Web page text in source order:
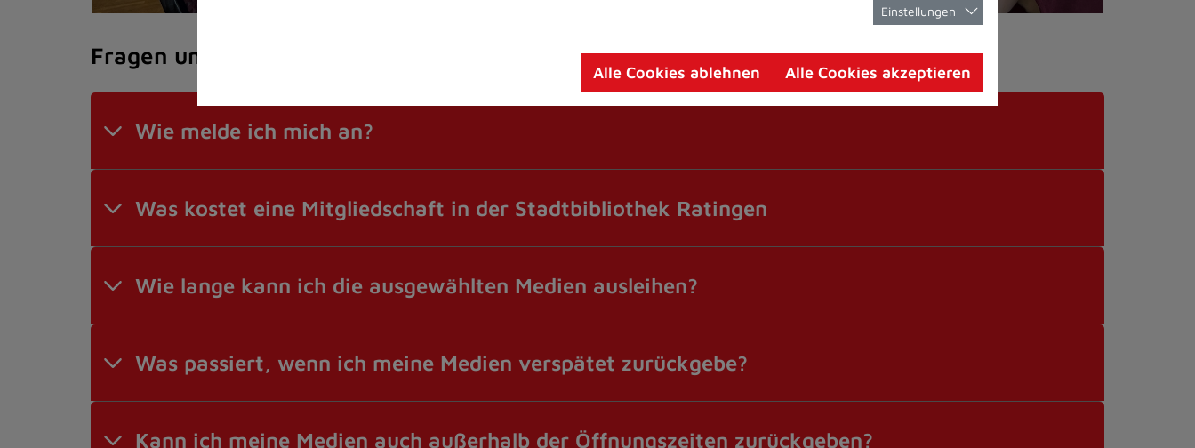
Fragen und Antworten
Wie melde ich mich an?
Was kostet eine Mitgliedschaft in der Stadtbibliothek Ratingen
Wie lange kann ich die ausgewählten Medien ausleihen?
Was passiert, wenn ich meine Medien verspätet zurückgebe?
Kann ich meine Medien auch außerhalb der Öffnungszeiten zurückgeben?
Einstellungen
Alle Cookies ablehnen Alle Cookies akzeptieren